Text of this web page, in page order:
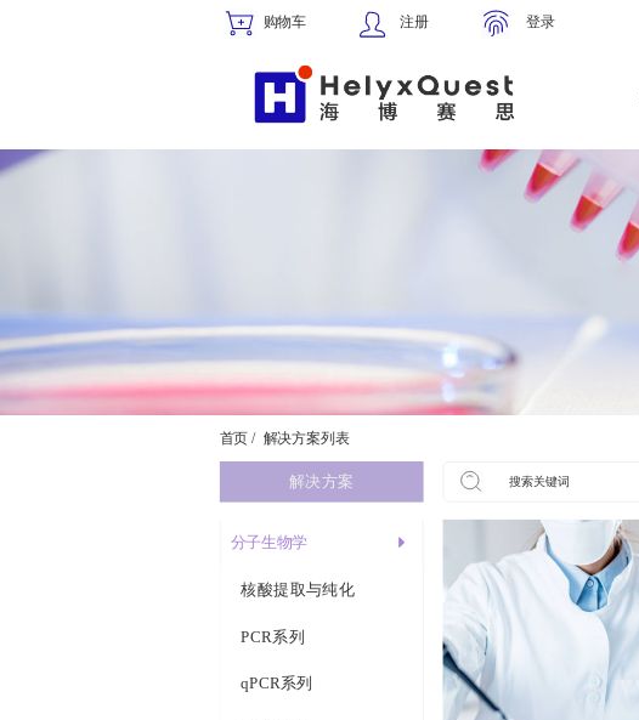
购物车 注册 登录
首页 / 解决方案列表
分子生物学
核酸提取与纯化
PCR系列
qPCR系列
解决方案